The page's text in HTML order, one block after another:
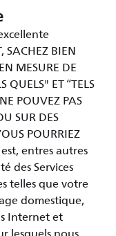
BIEN
MESURE DE
QUELS" ET “TELS
POUVEZ PAS
SUR DES
POURRIEZ
est, entres autres
des Services
telles que votre
domestique,
Internet et